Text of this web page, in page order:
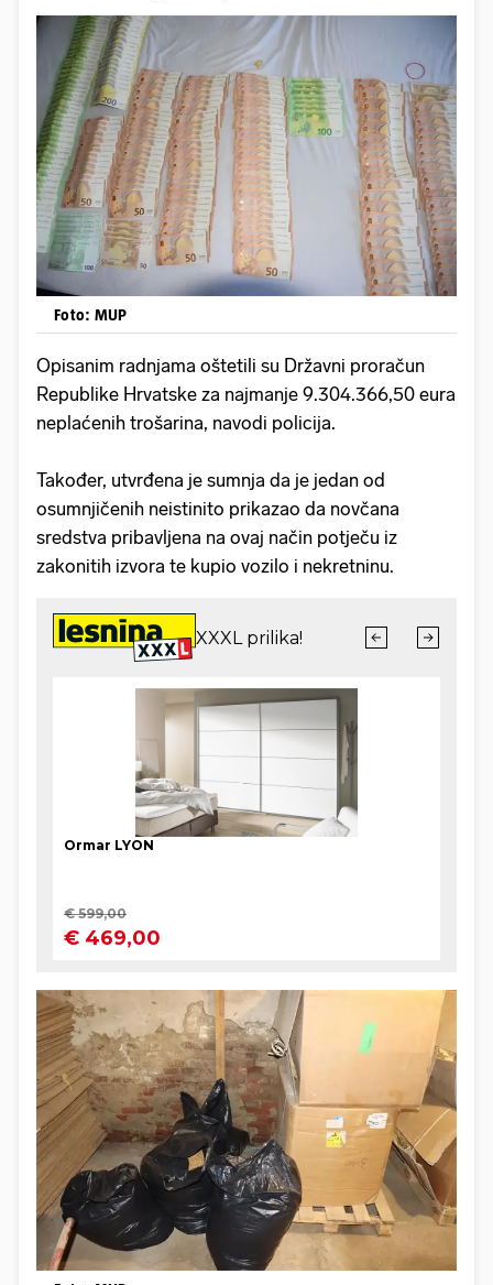
Foto: MUP
Opisanim radnjama oštetili su Državni proračun
Republike Hrvatske za najmanje 9.304.366,50 eura
neplaćenih trošarina, navodi policija.
Također, utvrđena je sumnja da je jedan od
osumnjičenih neistinito prikazao da novčana
sredstva pribavljena na ovaj način potječu iz
zakonitih izvora te kupio vozilo i nekretninu.